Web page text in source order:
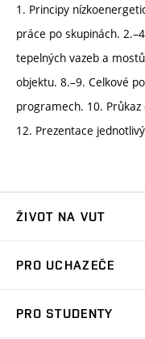
1. Principy
práce po skupinách.
tepelných vazeb a
objektu. 8.–9. Celkové
programech. 10.
12. Prezentace
ŽIVOT NA VUT
Koleje
PRO UCHAZEČE
PRO STUDENTY